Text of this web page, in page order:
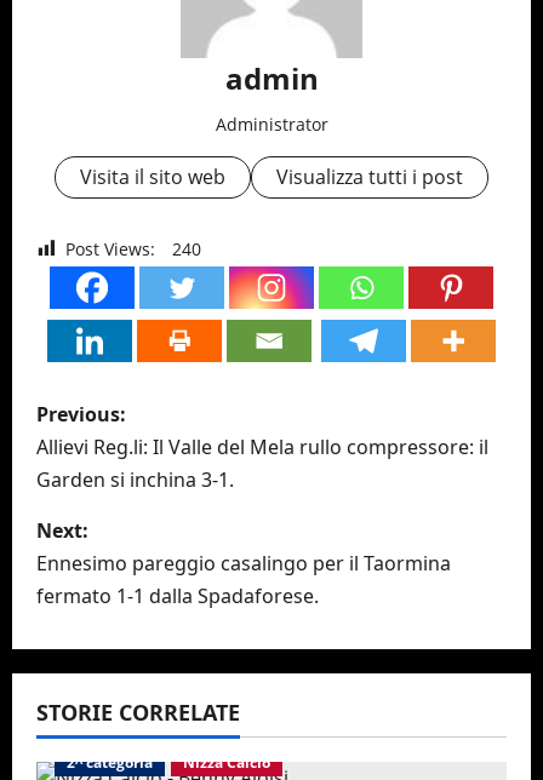
admin
Administrator
Visita il sito web Visualizza tutti i post
Post Views: 240
P
o
t
n
a
v
i
Previous:
Allievi Reg.li: Il Valle del Mela rullo compressore: il
Garden si inchina 3-1.
Next:
Ennesimo pareggio casalingo per il Taormina
fermato 1-1 dalla Spadaforese.
STORIE CORRELATE
2^ categoria Nizza Calcio